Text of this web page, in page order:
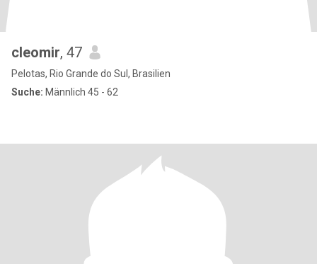
cleomir, 47
Pelotas, Rio Grande do Sul, Brasilien
Suche: Männlich 45 - 62